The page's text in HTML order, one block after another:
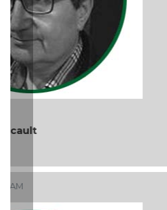
El debate de la Protección
Audiencias
Ago 05, 2026 / 11:33 AM